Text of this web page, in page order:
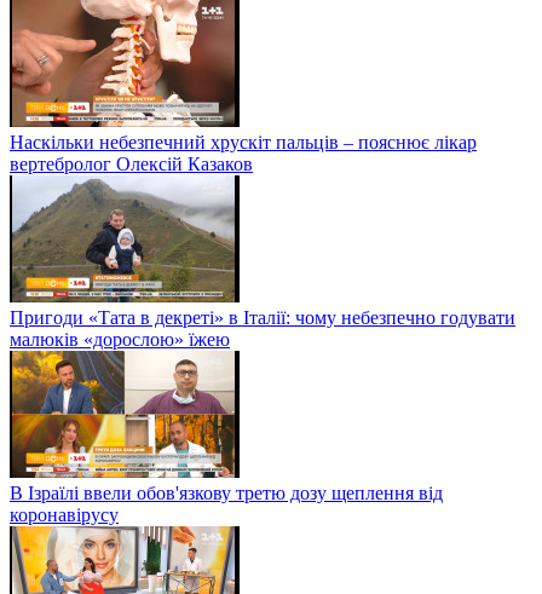
Наскільки небезпечний хрускіт пальців – пояснює лікар
вертебролог Олексій Казаков
Пригоди «Тата в декреті» в Італії: чому небезпечно годувати
малюків «дорослою» їжею
В Ізраїлі ввели обов'язкову третю дозу щеплення від
коронавірусу